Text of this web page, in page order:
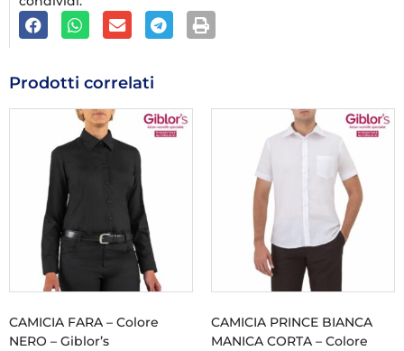
Prodotti correlati
CAMICIA FARA – Colore
NERO – Giblor’s
CAMICIA PRINCE BIANCA
MANICA CORTA – Colore